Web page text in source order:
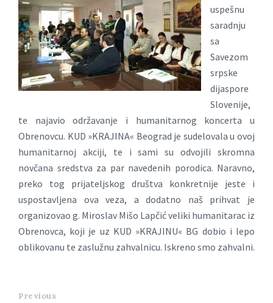
uspešnu
saradnju
sa
Savezom
srpske
dijaspore
Slovenije,
te najavio održavanje i humanitarnog koncerta u
Obrenovcu. KUD »KRAJINA« Beograd je sudelovala u ovoj
humanitarnoj akciji, te i sami su odvojili skromna
novčana sredstva za par navedenih porodica. Naravno,
preko tog prijateljskog društva konkretnije jeste i
uspostavljena ova veza, a dodatno naš prihvat je
organizovao g. Miroslav Mišo Lapčić veliki humanitarac iz
Obrenovca, koji je uz KUD »KRAJINU« BG dobio i lepo
oblikovanu te zaslužnu zahvalnicu. Iskreno smo zahvalni.
Previous